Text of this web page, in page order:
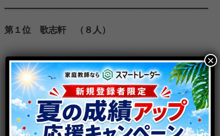
第１位 歌志軒 （８人）
×